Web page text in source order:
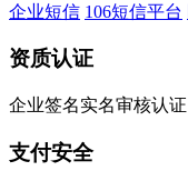
企业短信 106短信平台
资质认证
企业签名实名审核认证
支付安全